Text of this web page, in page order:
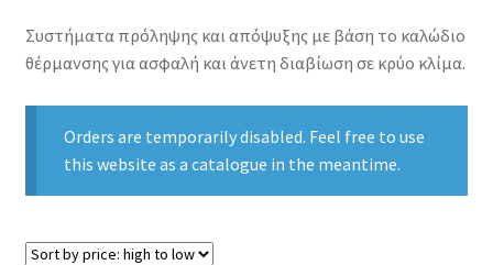
Projects
Expand
menu
Συστήματα πρόληψης και απόψυξης με βάση το καλώδιο
θέρμανσης για ασφαλή και άνετη διαβίωση σε κρύο κλίμα.
Orders are temporarily disabled. Feel free to use
this website as a catalogue in the meantime.